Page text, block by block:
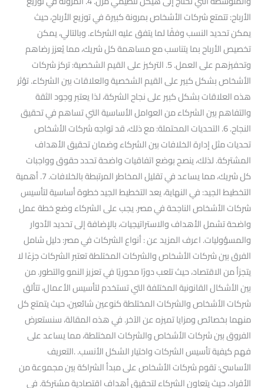
الأرباح: تتمتع شركات الأشخاص بمرونة كبيرة في توزيع الأرباح، حيث
يمكن تحديد النسب وفقًا لما يتفق عليه الشركاء. وبالتالي، يمكن
تخصيص الأرباح بما يتناسب مع مساهمة كل شريك، مما يُعزز رضاهم
وتحفيزهم على العمل. 5. التركيز على القيم الشخصية: تركز شركات
الأشخاص بشكل كبير على القيم الشخصية والعلاقات بين الشركاء. تؤثر
هذه العلاقات بشكل كبير على نجاح الشركة، لذا يعتبر وجود الثقة
والتفاهم بين الشركاء من العوامل الأساسية التي تساهم في تحقيق
النجاح. 6. التحديات المحتملة: مع ذلك، قد تواجه شركات الأشخاص
تحديات مثل إدارة الخلافات بين الشركاء وضمان تحقيق الأهداف
المشتركة. لذلك، ينصح بوضع اتفاقيات واضحة تحدد حقوق وواجبات
كل شريك، مما يساعد في تقليل المخاطر المرتبطة بالخلافات. 7. أهمية
التخطيط الجيد: في النهاية، يعد التخطيط الجيد خطوة أساسية لتأسيس
شركات الأشخاص الناجحة في مصر. يجب على الشركاء وضع خطة عمل
واضحة تشمل الأهداف والاستراتيجيات، بالإضافة إلى تحديد الأدوار
والمسؤوليات. اعرف المزيد عن : أنواع الشركات في مصر: دليل شامل
الفرق بين شركات الأشخاص والشركات المختلطة تعتبر الشركات جزءًا لا
يتجزأ من الاقتصاد، حيث تلعب دورًا محوريًا في تعزيز النمو والتطور. من
بين الأشكال القانونية المختلفة التي تستخدم لتأسيس الأعمال، تتألق
شركات الأشخاص والشركات المختلطة كنوعين شائعين، حيث يتمتع كل
منهما بخصائص ومزايا تميزه عن الآخر. في هذه المقالة، سنستعرض
الفروق بين شركات الأشخاص والشركات المختلطة، مما يساعد على
فهم كيفية تأسيس الشركات واختيار الشكل الأنسب. .التعريف
الأساسي: تقوم شركات الأشخاص على مبدأ الشراكة بين مجموعة من
الأفراد، حيث يتعاون الشركاء لتحقيق أهداف اقتصادية مشتركة. في